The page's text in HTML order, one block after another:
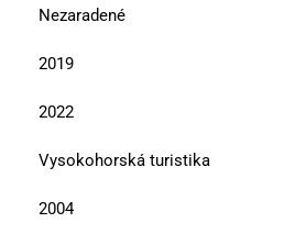
Nezaradené
2019
2022
Vysokohorská turistika
2004